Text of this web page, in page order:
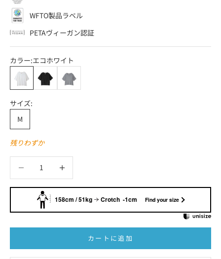
WFTO製品ラベル
PETAヴィーガン認証
カラー:エコホワイト
エコホワイト
ブラック グレイメランジ
サイズ:
M
残りわずか
158cm / 51kg Crotch -1cm Find your size
カートに追加